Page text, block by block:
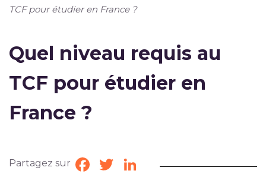
TCF pour étudier en France ?
Quel niveau requis au
TCF pour étudier en
France ?
Partagez sur Facebook
TwitterLinkedIn